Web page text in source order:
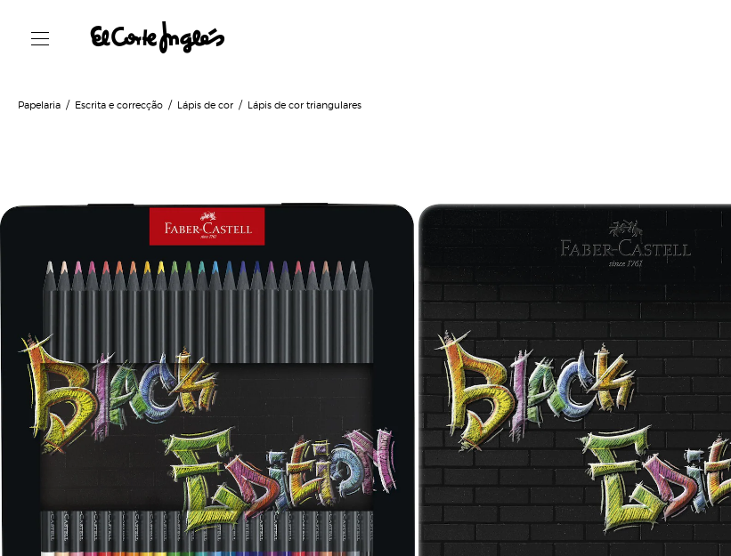
Papelaria Escrita e correcção Lápis de cor Lápis de cor triangulares